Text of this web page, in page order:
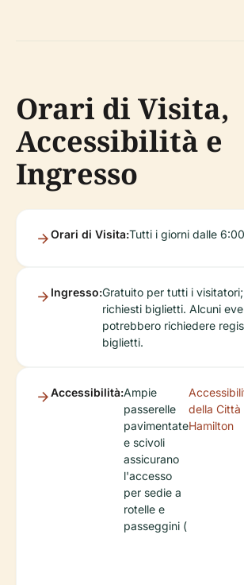
Orari di Visita,
Accessibilità e
Ingresso
Orari di Visita:Tutti i giorni dalle
Ingresso:Gratuito per tutti i
richiesti biglietti. Alcuni
potrebbero richiedere
biglietti.
Accessibilità:Ampie
passerelle
pavimentate
e scivoli
assicurano
l'accesso
per sedie a
rotelle e
passeggini (
della Città
Hamilton